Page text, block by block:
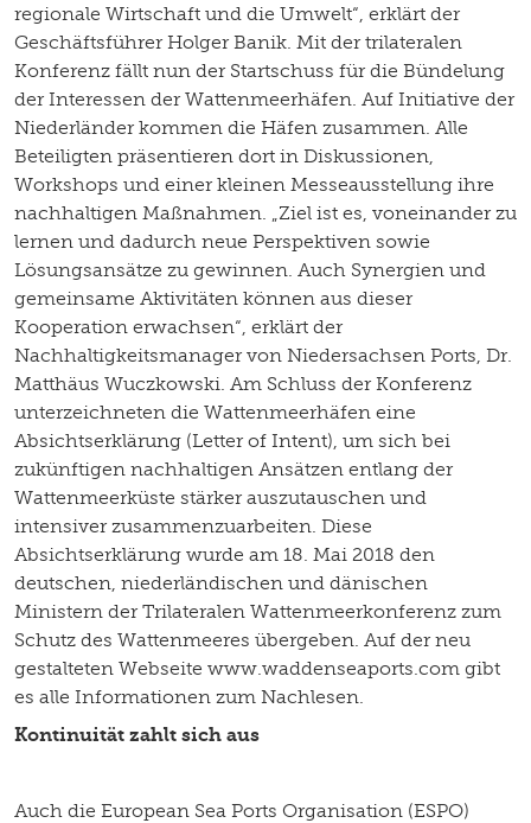
regionale Wirtschaft und die Umwelt“, erklärt der
Geschäftsführer Holger Banik. Mit der trilateralen
Konferenz fällt nun der Startschuss für die Bündelung
der Interessen der Wattenmeerhäfen. Auf Initiative der
Niederländer kommen die Häfen zusammen. Alle
Beteiligten präsentieren dort in Diskussionen,
Workshops und einer kleinen Messeausstellung ihre
nachhaltigen Maßnahmen. „Ziel ist es, voneinander zu
lernen und dadurch neue Perspektiven sowie
Lösungsansätze zu gewinnen. Auch Synergien und
gemeinsame Aktivitäten können aus dieser
Kooperation erwachsen“, erklärt der
Nachhaltigkeitsmanager von Niedersachsen Ports, Dr.
Matthäus Wuczkowski. Am Schluss der Konferenz
unterzeichneten die Wattenmeerhäfen eine
Absichtserklärung (Letter of Intent), um sich bei
zukünftigen nachhaltigen Ansätzen entlang der
Wattenmeerküste stärker auszutauschen und
intensiver zusammenzuarbeiten. Diese
Absichtserklärung wurde am 18. Mai 2018 den
deutschen, niederländischen und dänischen
Ministern der Trilateralen Wattenmeerkonferenz zum
Schutz des Wattenmeeres übergeben. Auf der neu
gestalteten Webseite www.waddenseaports.com gibt
es alle Informationen zum Nachlesen.
Kontinuität zahlt sich aus
Auch die European Sea Ports Organisation (ESPO)